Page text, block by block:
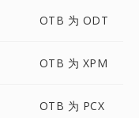
OTB 为 ODT
OTB 为 XPM
OTB 为 PCX